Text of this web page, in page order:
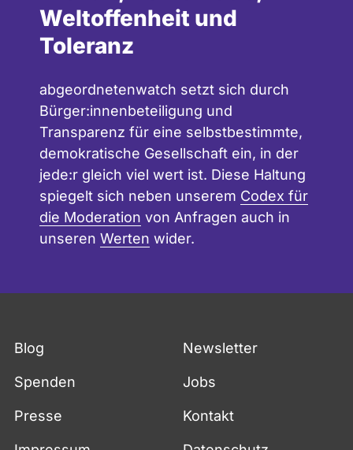
Weltoffenheit und
Toleranz
abgeordnetenwatch setzt sich durch
Bürger:innenbeteiligung und
Transparenz für eine selbstbestimmte,
demokratische Gesellschaft ein, in der
jede:r gleich viel wert ist. Diese Haltung
spiegelt sich neben unserem Codex für
die Moderation von Anfragen auch in
unseren Werten wider.
Blog Newsletter
Spenden Jobs
Presse Kontakt